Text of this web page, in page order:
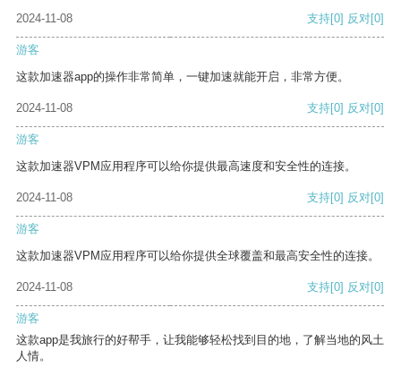
2024-11-08 支持[0] 反对[0]
游客
这款加速器app的操作非常简单，一键加速就能开启，非常方便。
2024-11-08 支持[0] 反对[0]
游客
这款加速器VPM应用程序可以给你提供最高速度和安全性的连接。
2024-11-08 支持[0] 反对[0]
游客
这款加速器VPM应用程序可以给你提供全球覆盖和最高安全性的连接。
2024-11-08 支持[0] 反对[0]
游客
这款app是我旅行的好帮手，让我能够轻松找到目的地，了解当地的风土
人情。